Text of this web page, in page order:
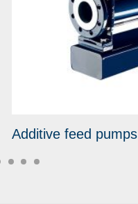
Additive feed pumps